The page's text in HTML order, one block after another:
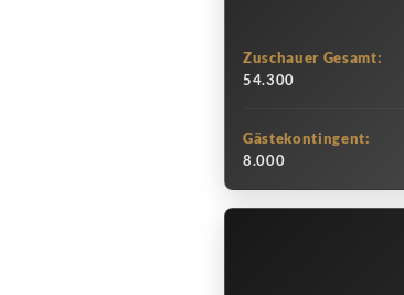
Zuschauer Gesamt:
54.300
Gästekontingent:
8.000